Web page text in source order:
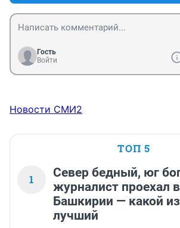
Гость
Войти
Новости СМИ2
ТОП 5
1
Север бедный, юг
журналист проехал
Башкирии — какой
лучший